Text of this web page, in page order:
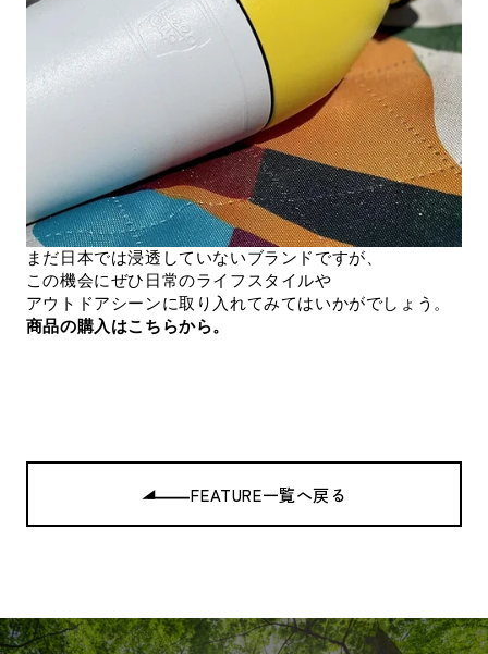
まだ日本では浸透していないブランドですが、
この機会にぜひ日常のライフスタイルや
アウトドアシーンに取り入れてみてはいかがでしょう。
商品の購入はこちらから。
FEATURE一覧へ戻る